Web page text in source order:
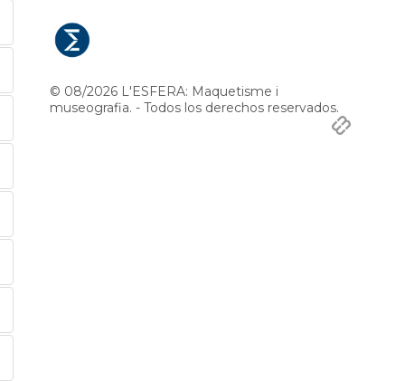
© 08/2026 L'ESFERA: Maquetisme i
museografia. - Todos los derechos reservados.